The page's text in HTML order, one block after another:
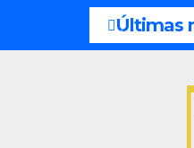
Últimas
8 y 9 de agosto ¿Qué